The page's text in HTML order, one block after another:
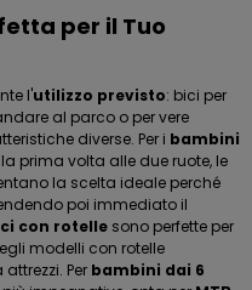
per il Tuo
l'utilizzo previsto: bici per
al parco o per vere
diverse. Per i bambini
prima volta alle due ruote, le
la scelta ideale perché
poi immediato il
con rotelle sono perfette per
modelli con rotelle
Per bambini dai 6